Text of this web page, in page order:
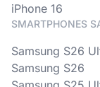
iPhone 16
SMARTPHONES
Samsung S26
Samsung S26